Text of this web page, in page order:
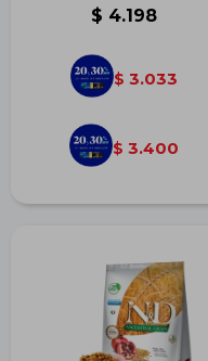
$ 4.198
$ 3.033
$ 3.400